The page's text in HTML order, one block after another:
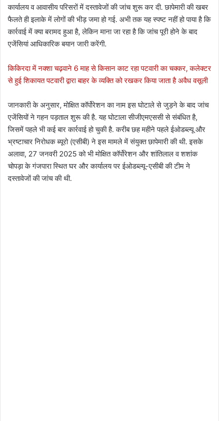
कार्यालय व आवासीय परिसरों में दस्तावेजों की जांच शुरू कर दी. छापेमारी की खबर
फैलते ही इलाके में लोगों की भीड़ जमा हो गई. अभी तक यह स्पष्ट नहीं हो पाया है कि
कार्रवाई में क्या बरामद हुआ है, लेकिन माना जा रहा है कि जांच पूरी होने के बाद
एजेंसियां आधिकारिक बयान जारी करेंगी.
किकिरदा में नक्शा चढ़वाने 6 माह से किसान काट रहा पटवारी का चक्कर, कलेक्टर
से हुई शिकायत पटवारी द्वारा बाहर के व्यक्ति को रखकर किया जाता है अवैध वसूली
जानकारी के अनुसार, मोक्षित कॉर्पोरेशन का नाम इस घोटाले से जुड़ने के बाद जांच
एजेंसियों ने गहन पड़ताल शुरू की है. यह घोटाला सीजीएमएससी से संबंधित है,
जिसमें पहले भी कई बार कार्रवाई हो चुकी है. करीब छह महीने पहले ईओडब्ल्यू और
भ्रष्टाचार निरोधक ब्यूरो (एसीबी) ने इस मामले में संयुक्त छापेमारी की थी. इसके
अलावा, 27 जनवरी 2025 को भी मोक्षित कॉर्पोरेशन और शांतिलाल व शशांक
चोपड़ा के गंजपारा स्थित घर और कार्यालय पर ईओडब्ल्यू-एसीबी की टीम ने
दस्तावेजों की जांच की थी.